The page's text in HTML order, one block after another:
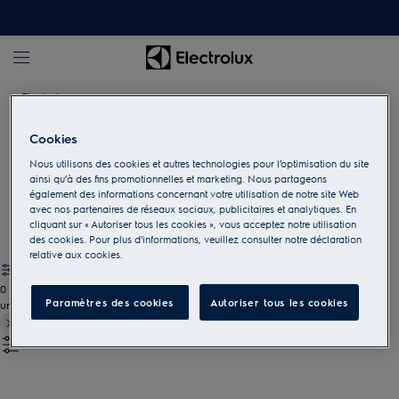
Electrolux
Accessoires pour la cuisson
Donnez une autre dimension à votre cuisine avec les ustensiles
et accessoires adaptés.
0
undefined
Cookies
Nous utilisons des cookies et autres technologies pour l’optimisation du site
ainsi qu’à des fins promotionnelles et marketing. Nous partageons
également des informations concernant votre utilisation de notre site Web
avec nos partenaires de réseaux sociaux, publicitaires et analytiques. En
cliquant sur « Autoriser tous les cookies », vous acceptez notre utilisation
des cookies. Pour plus d'informations, veuillez consulter notre déclaration
relative aux cookies.
Paramètres des cookies Autoriser tous les cookies